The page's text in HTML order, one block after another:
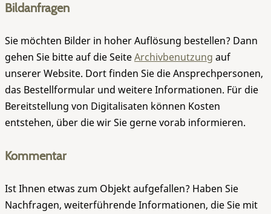
Bildanfragen
Sie möchten Bilder in hoher Auflösung bestellen? Dann
gehen Sie bitte auf die SeiteArchivbenutzung auf
unserer Website. Dort finden Sie die Ansprechpersonen,
das Bestellformular und weitere Informationen. Für die
Bereitstellung von Digitalisaten können Kosten
entstehen, über die wir Sie gerne vorab informieren.
Kommentar
Ist Ihnen etwas zum Objekt aufgefallen? Haben Sie
Nachfragen, weiterführende Informationen, die Sie mit